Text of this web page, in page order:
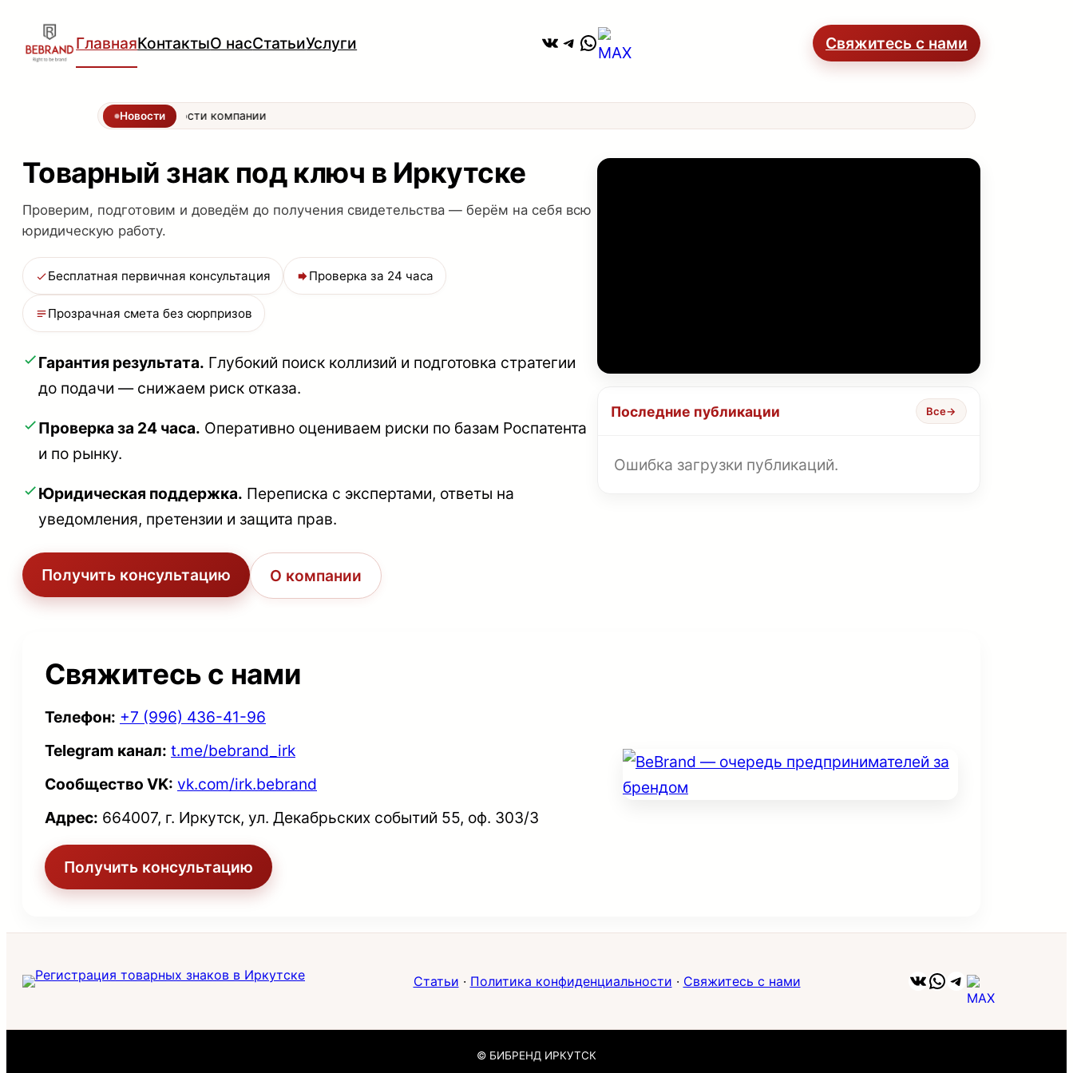
содержимому
ГлавнаяКонтактыО насСтатьиУслуги ВКонтакте
Telegram
WhatsApp Свяжитесь с нами
НовостиНовости компании
Товарный знак под ключ в Иркутске
Проверим, подготовим и доведём до получения свидетельства — берём на себя всю
юридическую работу.
Бесплатная первичная консультация Проверка за 24 часа
Прозрачная смета без сюрпризов
Гарантия результата. Глубокий поиск коллизий и подготовка стратегии
до подачи — снижаем риск отказа.
Проверка за 24 часа. Оперативно оцениваем риски по базам Роспатента
и по рынку.
Юридическая поддержка. Переписка с экспертами, ответы на
уведомления, претензии и защита прав.
Получить консультацию О компании
Последние публикации Все→
Ошибка загрузки публикаций.
Свяжитесь с нами
Телефон: +7 (996) 436-41-96
Telegram канал: t.me/bebrand_irk
Сообщество VK: vk.com/irk.bebrand
Адрес: 664007, г. Иркутск, ул. Декабрьских событий 55, оф. 303/3
Получить консультацию
Статьи · Политика конфиденциальности · Свяжитесь с нами ВКонтакте
WhatsApp
Telegram
© БИБРЕНД ИРКУТСК